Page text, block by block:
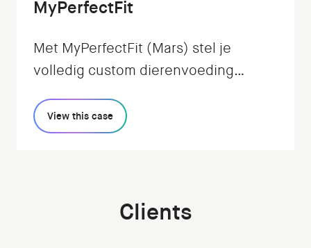
MyPerfectFit
Met MyPerfectFit (Mars) stel je
volledig custom dierenvoeding
eigenschappen en behoeften van
jouw huisdier.
View this case
Clients